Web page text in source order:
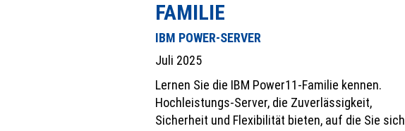
FAMILIE
IBM POWER-SERVER
Juli 2025
Lernen Sie die IBM Power11-Familie kennen.
Hochleistungs-Server, die Zuverlässigkeit,
Sicherheit und Flexibilität bieten, auf die Sie sich